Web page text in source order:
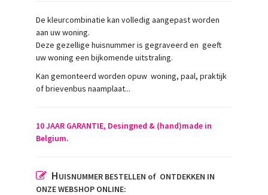
De kleurcombinatie kan volledig aangepast worden
aan uw woning.
Deze gezellige huisnummer is gegraveerd en geeft
uw woning een bijkomende uitstraling.
Kan gemonteerd worden opuw woning, paal, praktijk
of brievenbus naamplaat...
10 JAAR GARANTIE, Desingned & (hand)made in
Belgium.
HUISNUMMER BESTELLEN of ONTDEKKEN IN
ONZE WEBSHOP ONLINE: